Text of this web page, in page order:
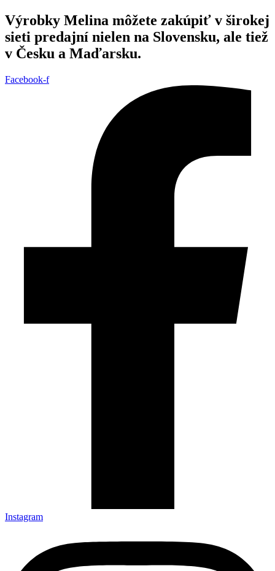
Preskočiť
na
obsah
Výrobky Melina môžete zakúpiť v širokej
sieti predajní nielen na Slovensku, ale tiež
v Česku a Maďarsku.
Facebook-f
Instagram